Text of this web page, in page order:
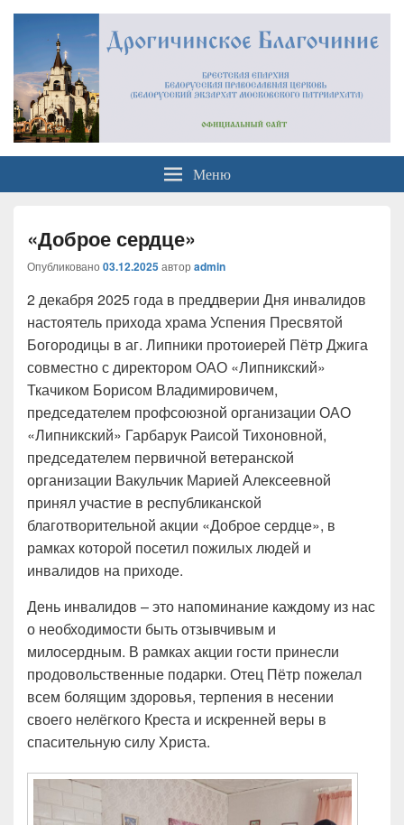
Официальный сайт
Дрогичинского благочиния
Меню
«Доброе сердце»
Опубликовано 03.12.2025автор admin
2 декабря 2025 года в преддверии Дня инвалидов
настоятель прихода храма Успения Пресвятой
Богородицы в аг. Липники протоиерей Пётр Джига
совместно с директором ОАО «Липникский»
Ткачиком Борисом Владимировичем,
председателем профсоюзной организации ОАО
«Липникский» Гарбарук Раисой Тихоновной,
председателем первичной ветеранской
организации Вакульчик Марией Алексеевной
принял участие в республиканской
благотворительной акции «Доброе сердце», в
рамках которой посетил пожилых людей и
инвалидов на приходе.
День инвалидов – это напоминание каждому из нас
о необходимости быть отзывчивым и
милосердным. В рамках акции гости принесли
продовольственные подарки. Отец Пётр пожелал
всем болящим здоровья, терпения в несении
своего нелёгкого Креста и искренней веры в
спасительную силу Христа.